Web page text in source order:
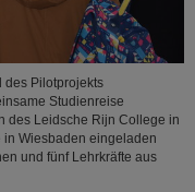
des Pilotprojekts
Studienreise
des Leidsche Rijn College in
Wiesbaden eingeladen
und fünf Lehrkräfte aus